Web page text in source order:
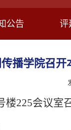
公告 评
播学院召
楼225会议